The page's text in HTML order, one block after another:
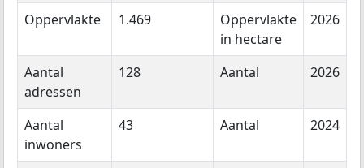
Oppervlakte 1.469
Oppervlakte
in hectare
2026
Aantal
adressen
128 Aantal 2026
Aantal
inwoners
43 Aantal 2024